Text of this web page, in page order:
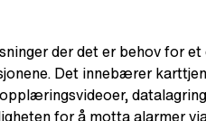
der det er behov for
Det innebærer
for å motta alarmer